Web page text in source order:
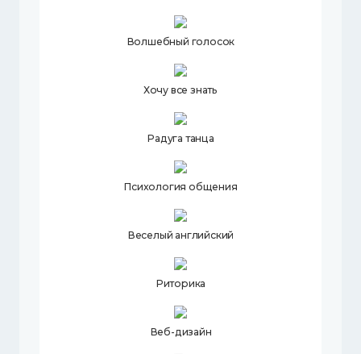
Волшебный голосок
Хочу все знать
Радуга танца
Психология общения
Веселый английский
Риторика
Веб-дизайн